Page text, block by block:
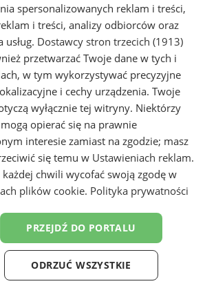
się zapisać dotechnikum, jednak
Nie masz świadomości, jakie
Twoim mieście? Sprawdź
szkoły
Orzesze. Poznaj szeroką ofertę
Orzesza i przekonasz się, żeliceum
w kategorii
spersonalizowanych reklam i treści,
i treści, analizy odbiorców oraz
usług. Dostawcy stron trzecich (1913)
przetwarzać Twoje dane w tych i
w tym wykorzystywać precyzyjne
i cechy urządzenia. Twoje
wyłącznie tej witryny. Niektórzy
opierać się na prawnie
interesie zamiast na zgodzie; masz
się temu w Ustawieniach reklam.
każdej chwili wycofać swoją zgodę w
plików cookie. Polityka prywatności
PRZEJDŹ DO PORTALU
ODRZUĆ WSZYSTKIE